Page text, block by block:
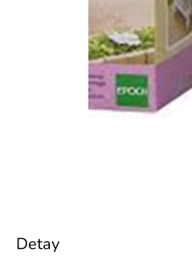
Detay